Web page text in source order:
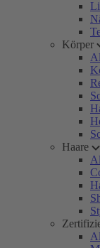
Körper
Haare